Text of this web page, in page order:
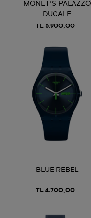
MONET'S PALAZZO
DUCALE
TL 5.900,00
BLUE REBEL
TL 4.700,00